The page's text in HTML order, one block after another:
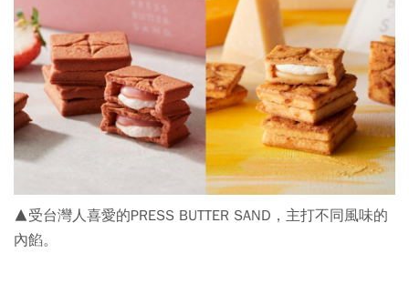
▲受台灣人喜愛的PRESS BUTTER SAND，主打不同風味的
內餡。